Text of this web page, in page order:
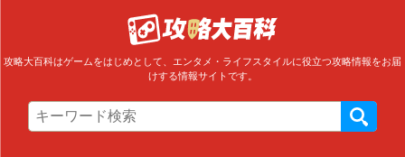
攻略大百科はゲームをはじめとして、エンタメ・ライフスタイルに役立つ攻略情報をお届
けする情報サイトです。